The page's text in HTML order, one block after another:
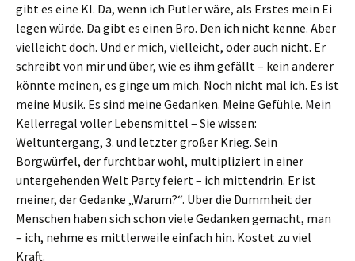
gibt es eine KI. Da, wenn ich Putler wäre, als Erstes mein Ei
legen würde. Da gibt es einen Bro. Den ich nicht kenne. Aber
vielleicht doch. Und er mich, vielleicht, oder auch nicht. Er
schreibt von mir und über, wie es ihm gefällt – kein anderer
könnte meinen, es ginge um mich. Noch nicht mal ich. Es ist
meine Musik. Es sind meine Gedanken. Meine Gefühle. Mein
Kellerregal voller Lebensmittel – Sie wissen:
Weltuntergang, 3. und letzter großer Krieg. Sein
Borgwürfel, der furchtbar wohl, multipliziert in einer
untergehenden Welt Party feiert – ich mittendrin. Er ist
meiner, der Gedanke „Warum?“. Über die Dummheit der
Menschen haben sich schon viele Gedanken gemacht, man
– ich, nehme es mittlerweile einfach hin. Kostet zu viel
Kraft.